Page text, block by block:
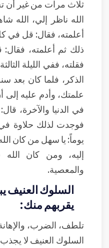
ثلاث مرات من غير أن
الله ناظر إلي، الله
أعلمته، فقال: قل في
فقلته، ففي الليلة
الذكر، فلما كان بعد
علمتك، وأدم عليه إلى
في الدنيا والآخرة،
فوجدت لذلك حلاوة
يوماً: يا سهل من كان
إليه، ومن كان
والمعصية.
السلوك العنيف
يقربهم منك:
تلطف، الضرب،
السلوك العنيف لا يجذب